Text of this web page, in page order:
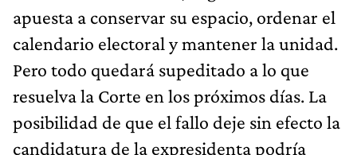
apuesta a conservar su espacio, ordenar el
calendario electoral y mantener la unidad.
Pero todo quedará supeditado a lo que
resuelva la Corte en los próximos días. La
posibilidad de que el fallo deje sin efecto la
candidatura de la expresidenta podría